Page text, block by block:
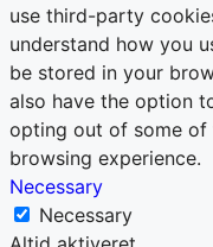
use third-party
understand how you
be stored in your
also have the option
opting out of some of
browsing experience.
Necessary
Necessary